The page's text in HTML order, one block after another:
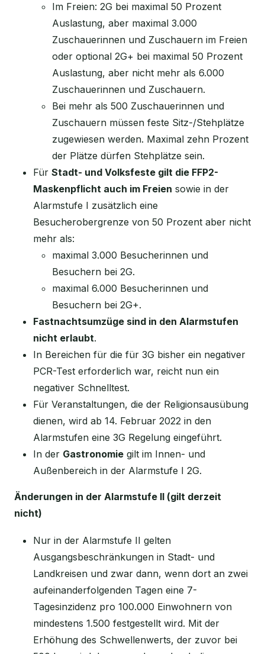
Im Freien: 2G bei maximal 50 Prozent
Auslastung, aber maximal 3.000
Zuschauerinnen und Zuschauern im Freien
oder optional 2G+ bei maximal 50 Prozent
Auslastung, aber nicht mehr als 6.000
Zuschauerinnen und Zuschauern.
Bei mehr als 500 Zuschauerinnen und
Zuschauern müssen feste Sitz-/Stehplätze
zugewiesen werden. Maximal zehn Prozent
der Plätze dürfen Stehplätze sein.
Für Stadt- und Volksfeste gilt die FFP2-
Maskenpflicht auch im Freien sowie in der
Alarmstufe I zusätzlich eine
Besucherobergrenze von 50 Prozent aber nicht
mehr als:
maximal 3.000 Besucherinnen und
Besuchern bei 2G.
maximal 6.000 Besucherinnen und
Besuchern bei 2G+.
Fastnachtsumzüge sind in den Alarmstufen
nicht erlaubt.
In Bereichen für die für 3G bisher ein negativer
PCR-Test erforderlich war, reicht nun ein
negativer Schnelltest.
Für Veranstaltungen, die der Religionsausübung
dienen, wird ab 14. Februar 2022 in den
Alarmstufen eine 3G Regelung eingeführt.
In der Gastronomie gilt im Innen- und
Außenbereich in der Alarmstufe I 2G.
Änderungen in der Alarmstufe II (gilt derzeit
nicht)
Nur in der Alarmstufe II gelten
Ausgangsbeschränkungen in Stadt- und
Landkreisen und zwar dann, wenn dort an zwei
aufeinanderfolgenden Tagen eine 7-
Tagesinzidenz pro 100.000 Einwohnern von
mindestens 1.500 festgestellt wird. Mit der
Erhöhung des Schwellenwerts, der zuvor bei